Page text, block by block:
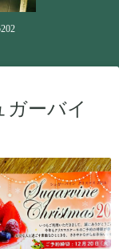
ガーバイ